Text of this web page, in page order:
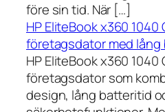
före sin tid. När […]
HP EliteBook x360 1040
företagsdator med
HP EliteBook x360 1040
företagsdator som
design, lång batteritid